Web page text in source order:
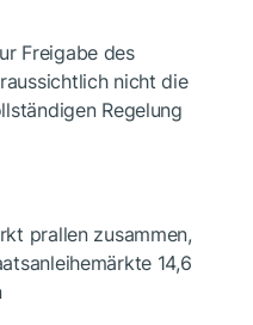
Freigabe des
nicht die
Regelung
prallen zusammen,
14,6